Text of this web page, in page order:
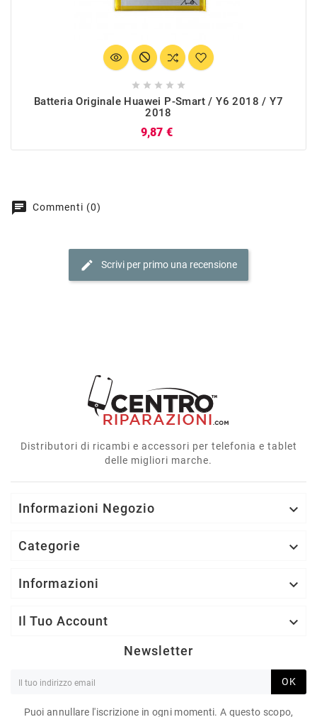
    
Batteria Originale Huawei P-Smart / Y6 2018 / Y7
2018
9,87 €
chat Commenti (0)
edit Scrivi per primo una recensione
Distributori di ricambi e accessori per telefonia e tablet
delle migliori marche.
Informazioni Negozio 
Categorie 
Informazioni 
Il Tuo Account 
Newsletter
OK
Puoi annullare l'iscrizione in ogni momenti. A questo scopo,